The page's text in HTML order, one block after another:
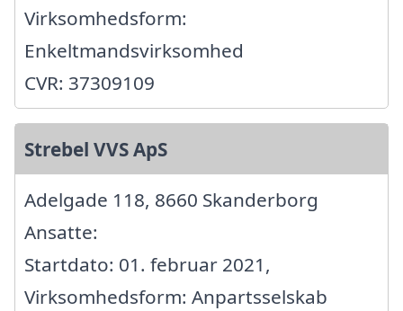
Virksomhedsform:
Enkeltmandsvirksomhed
CVR: 37309109
Strebel VVS ApS
Adelgade 118, 8660 Skanderborg
Ansatte:
Startdato: 01. februar 2021,
Virksomhedsform: Anpartsselskab